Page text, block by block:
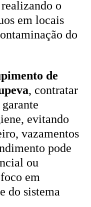
o
em locais
do
de
, contratar
evitando
vazamentos
pode
ou
em
do sistema